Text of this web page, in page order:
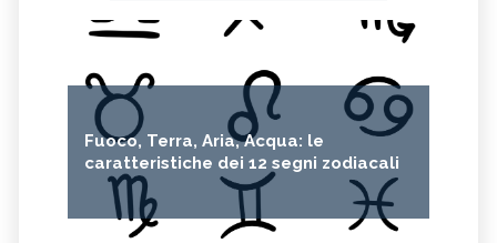
Fuoco, Terra, Aria, Acqua: le
caratteristiche dei 12 segni zodiacali